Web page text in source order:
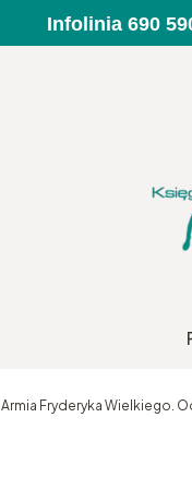
Infolinia 690
Armia Fryderyka Wielkiego.